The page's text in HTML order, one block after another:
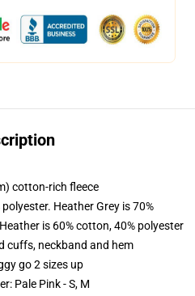
cotton-rich fleece
Heather Grey is 70%
is 60% cotton, 40% polyester
cuffs, neckband and hem
go 2 sizes up
Pale Pink - S, M